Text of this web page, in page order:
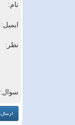
نام:
ایمیل:
نظر:
سوال: